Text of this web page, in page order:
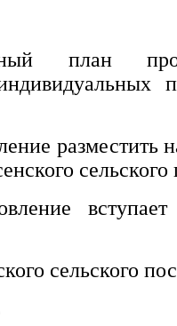
план
разместить
сельского
сельского